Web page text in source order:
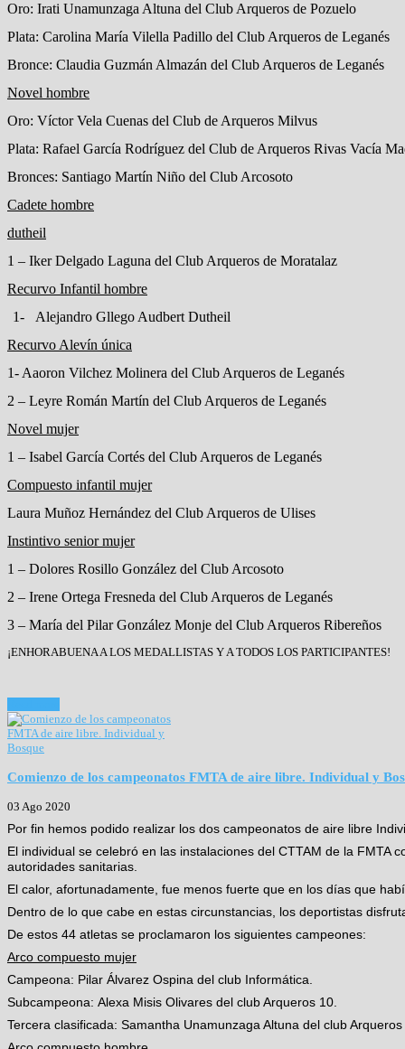
Oro: Irati Unamunzaga Altuna del Club Arqueros de Pozuelo
Plata: Carolina María Vilella Padillo del Club Arqueros de Leganés
Bronce: Claudia Guzmán Almazán del Club Arqueros de Leganés
Novel hombre
Oro: Víctor Vela Cuenas del Club de Arqueros Milvus
Plata: Rafael García Rodríguez del Club de Arqueros Rivas Vacía
Bronces: Santiago Martín Niño del Club Arcosoto
Cadete hombre
dutheil
1 – Iker Delgado Laguna del Club Arqueros de Moratalaz
Recurvo Infantil hombre
1-
Alejandro Gllego Audbert Dutheil
Recurvo Alevín única
1- Aaoron Vilchez Molinera del Club Arqueros de Leganés
2 – Leyre Román Martín del Club Arqueros de Leganés
Novel mujer
1 – Isabel García Cortés del Club Arqueros de Leganés
Compuesto infantil mujer
Laura Muñoz Hernández del Club Arqueros de Ulises
Instintivo senior mujer
1 – Dolores Rosillo González del Club Arcosoto
2 – Irene Ortega Fresneda del Club Arqueros de Leganés
3 – María del Pilar González Monje del Club Arqueros Ribereños
¡ENHORABUENA A LOS MEDALLISTAS Y A TODOS LOS PARTICIPANTES!
Comienzo de los campeonatos FMTA de aire libre. Individual y
03 Ago 2020
Por fin hemos podido realizar los dos campeonatos de aire libre
El individual se celebró en las instalaciones del CTTAM de la
autoridades sanitarias.
El calor, afortunadamente, fue menos fuerte que en los días que
Dentro de lo que cabe en estas circunstancias, los deportistas
De estos 44 atletas se proclamaron los siguientes campeones:
Arco compuesto mujer
Campeona: Pilar Álvarez Ospina del club Informática.
Subcampeona: Alexa Misis Olivares del club Arqueros 10.
Tercera clasificada: Samantha Unamunzaga Altuna del club